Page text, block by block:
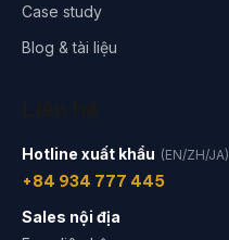
Case study
Blog & tài liệu
Hotline xuất khẩu (EN/ZH/JA)
+84 934 777 445
Sales nội địa